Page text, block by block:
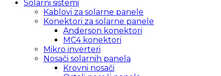
Solarni sistemi
Kablovi za solarne panele
Konektori za solarne panele
Anderson konektori
MC4 konektori
Mikro inverteri
Nosači solarnih panela
Krovni nosači